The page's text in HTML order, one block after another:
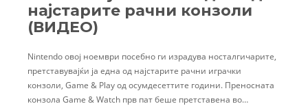
најстарите рачни конзоли
(ВИДЕО)
Nintendo овој ноември посебно ги израдува носталгичарите,
претставувајќи ја една од најстарите рачни играчки
конзоли, Game & Play од осумдесеттите години. Преносната
конзола Game & Watch прв пат беше претставена во…